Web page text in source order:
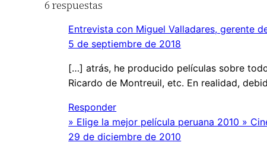
6 respuestas
Entrevista con Miguel Valladares, gerente
5 de septiembre de 2018
[…] atrás, he producido películas sobre
Ricardo de Montreuil, etc. En realidad,
Responder
» Elige la mejor película peruana 2010 »
29 de diciembre de 2010